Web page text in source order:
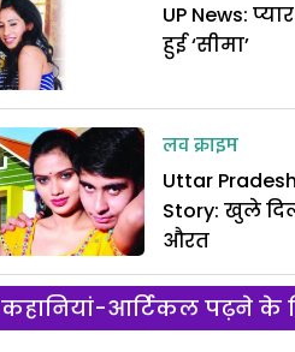
UP News:
हुई ‘सीमा’
लव क्राइम
Uttar
Story: खुले
औरत
लव क्राइम
आर्टिकल पढ़ने के